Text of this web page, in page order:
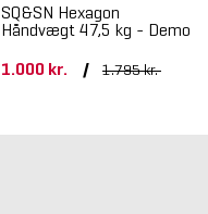
SQ&SN Hexagon
Håndvægt 47,5 kg - Demo
1.000 kr.
/ 1.795 kr.